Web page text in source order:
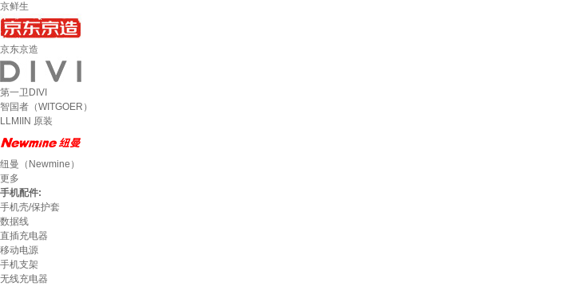
京鲜生
京东京造
第一卫DIVI
智国者（WITGOER）
LLMIIN 原装
纽曼（Newmine）
更多
手机配件:
手机壳/保护套
数据线
直插充电器
移动电源
手机支架
无线充电器